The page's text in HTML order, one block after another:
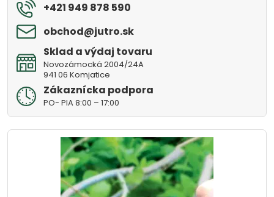
+421 949 878 590
obchod​@jutro​.sk
Sklad a výdaj tovaru
Novozámocká 2004/24A
941 06 Komjatice
Zákaznícka podpora
PO- PIA 8:00 – 17:00